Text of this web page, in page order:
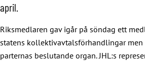
april.
Riksmedlaren gav igår på söndag ett
statens kollektivavtalsförhandlingar men
parternas beslutande organ. JHL:s